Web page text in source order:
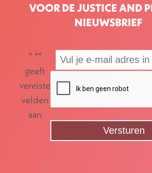
VOOR DE JUSTICE AND
NIEUWSBRIEF
" *"
geeft
vereiste
velden
aan